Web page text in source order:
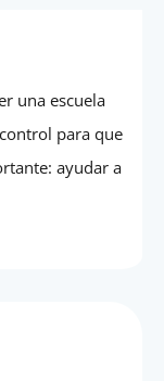
una escuela
para que
ayudar a